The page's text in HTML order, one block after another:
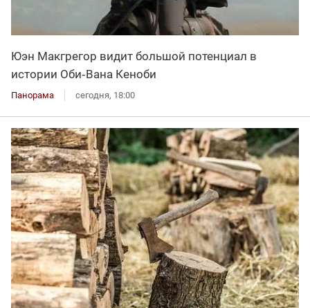
Юэн Макгрегор видит большой потенциал в
истории Оби‑Вана Кеноби
Панорама сегодня, 18:00